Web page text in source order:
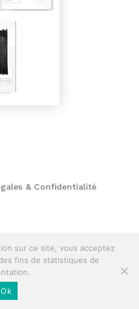
& Confidentialité
sur ce site, vous acceptez
fins de statistiques de
Ok